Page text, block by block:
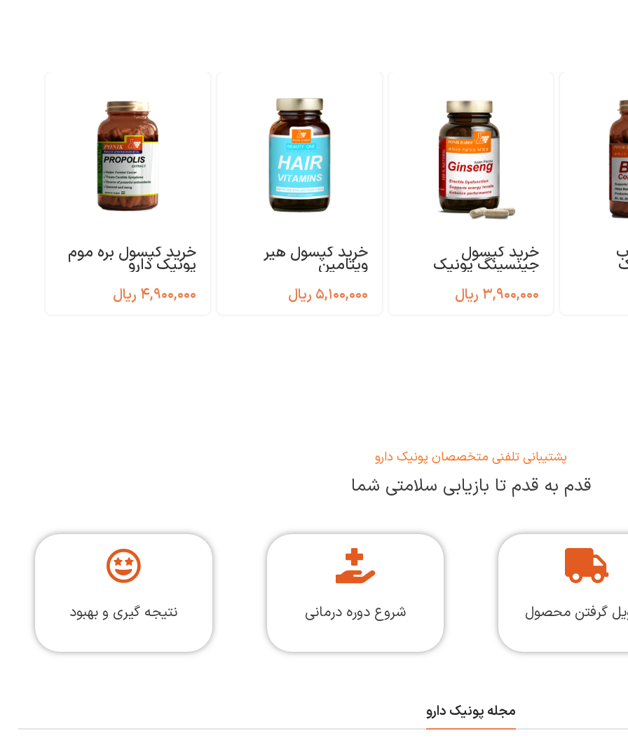
خرید کپسول
جینسینگ پونیک
۳,۹۰۰,۰۰۰ ریال
خرید کپسول هیر
ویتامین
۵,۱۰۰,۰۰۰ ریال
خرید کپسول بره موم
پونیک دارو
۴,۹۰۰,۰۰۰ ریال
پشتیبانی تلفنی متخصصان پونیک دارو
قدم به قدم تا بازیابی سلامتی شما
گرفتن محصول شروع دوره درمانی نتیجه گیری و بهبود
مجله پونیک دارو